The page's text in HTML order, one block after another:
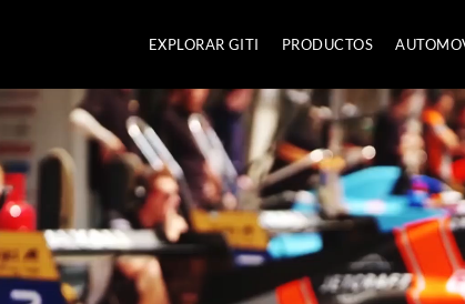
EXPLORAR GITI PRODUCTOS